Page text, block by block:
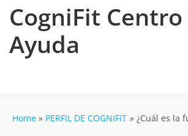
CogniFit
Ayuda
Home PERFIL DE COGNIFIT ¿Cuál es la